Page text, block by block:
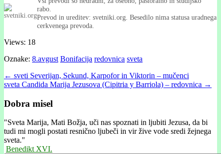
rabo.
Prevod in ureditev: svetniki.org. Besedilo nima statusa uradnega
cerkvenega prevoda.
Views: 18
Oznake: 8.avgust Bonifacija redovnica sveta
Post
navigation
← sveti Severijan, Sekund, Karpofor in Viktorin – mučenci
sveta Candida Marija Jezusova (Cipitria y Barriola) – redovnica →
Dobra misel
"Sveta Marija, Mati Božja, uči nas spoznati in ljubiti Jezusa, da bi
tudi mi mogli postati resnično ljubeči in vir žive vode sredi žejnega
sveta."
Benedikt XVI.